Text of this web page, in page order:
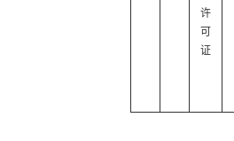
许
可
证